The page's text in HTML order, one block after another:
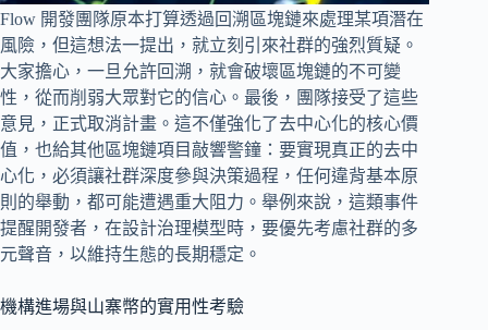
Flow 開發團隊原本打算透過回溯區塊鏈來處理某項潛在
風險，但這想法一提出，就立刻引來社群的強烈質疑。
大家擔心，一旦允許回溯，就會破壞區塊鏈的不可變
性，從而削弱大眾對它的信心。最後，團隊接受了這些
意見，正式取消計畫。這不僅強化了去中心化的核心價
值，也給其他區塊鏈項目敲響警鐘：要實現真正的去中
心化，必須讓社群深度參與決策過程，任何違背基本原
則的舉動，都可能遭遇重大阻力。舉例來說，這類事件
提醒開發者，在設計治理模型時，要優先考慮社群的多
元聲音，以維持生態的長期穩定。
機構進場與山寨幣的實用性考驗